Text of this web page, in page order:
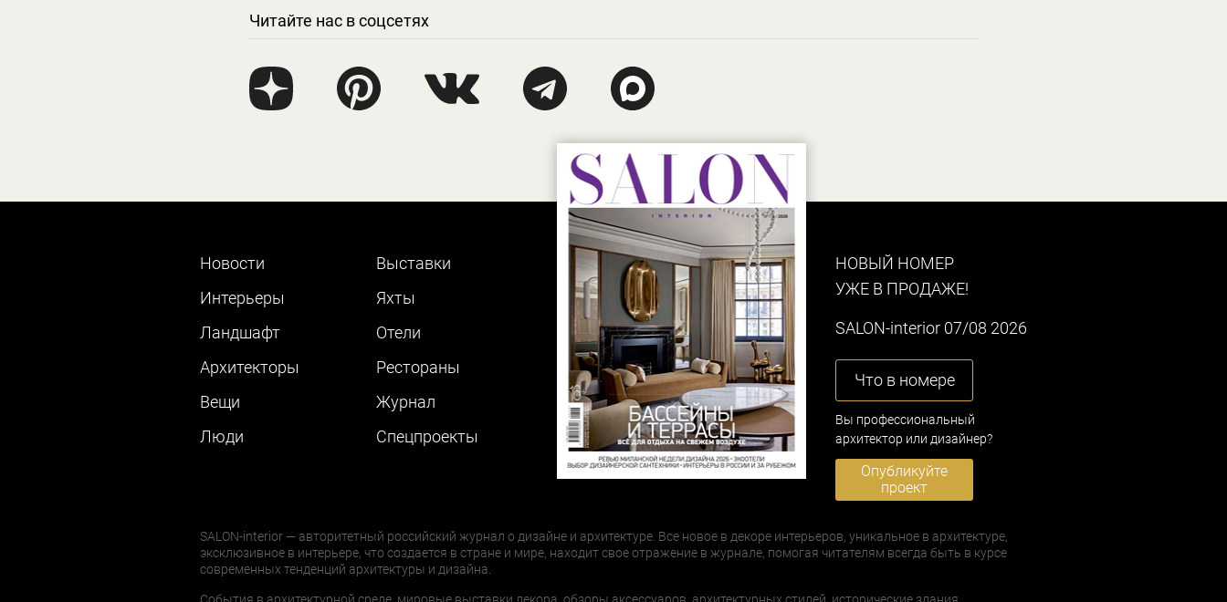
Читайте нас в соцсетях
Новости
Интерьеры
Ландшафт
Архитекторы
Вещи
Люди
Выставки
Яхты
Отели
Рестораны
Журнал
Cпецпроекты
НОВЫЙ НОМЕР
УЖЕ В ПРОДАЖЕ!
SALON-interior 07/08 2026
Что в номере
Вы профессиональный
архитектор или дизайнер?
Опубликуйте
проект
SALON-interior — авторитетный российский журнал о дизайне и архитектуре. Все новое в декоре интерьеров, уникальное в архитектуре,
эксклюзивное в интерьере, что создается в стране и мире, находит свое отражение в журнале, помогая читателям всегда быть в курсе
современных тенденций архитектуры и дизайна.